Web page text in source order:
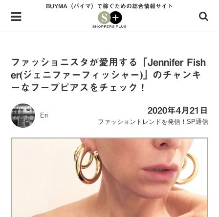
Menu
HOME
34歳独身OLバイマ実践記
ファッショントレンドを発信！SP通信
BUYMAで人気のブランド
BUYMAの売れ筋商品
バイマの疑問に現役パーソナルショッパーが答えてみた
バイマ活動の疑問に売れっ子現役バイヤーが答えてみた
BUYMA（バイマ）で稼ぐための総合情報サイト
ファッショニスタが愛用する「Jennifer Fish
er(ジェニファーフィッシャー)」のチャンキ
ーなフープピアスをチェック！
Eri
2020年4月21日
ファッショントレンドを発信！SP通信